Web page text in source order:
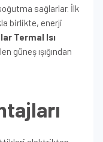
sağlarlar. İlk
birlikte, enerji
Termal Isı
güneş ışığından